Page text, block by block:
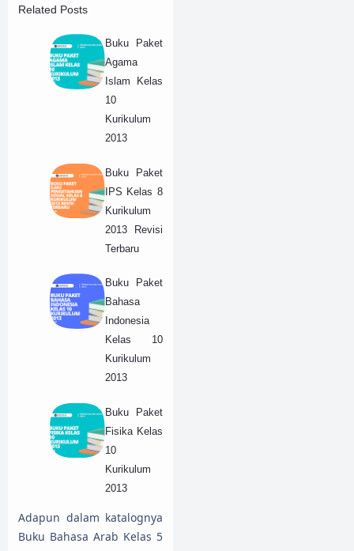
Related Posts
Buku Paket
Agama
Islam Kelas
10
Kurikulum
2013
Buku Paket
IPS Kelas 8
Kurikulum
2013 Revisi
Terbaru
Buku Paket
Bahasa
Indonesia
Kelas 10
Kurikulum
2013
Buku Paket
Fisika Kelas
10
Kurikulum
2013
Adapun dalam katalognya
Buku Bahasa Arab Kelas 5